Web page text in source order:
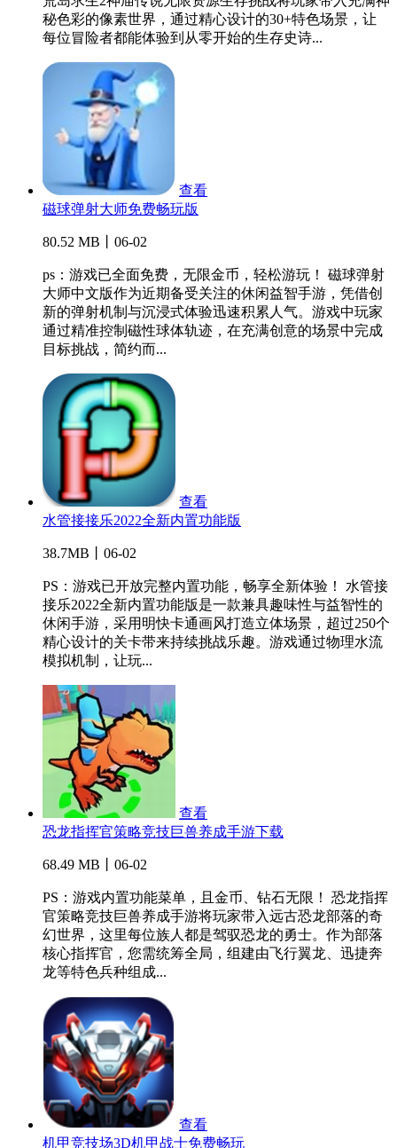
秘色彩的像素世界，通过精心设计的30+特色场景，让
每位冒险者都能体验到从零开始的生存史诗...
查看
磁球弹射大师免费畅玩版
80.52 MB丨06-02
ps：游戏已全面免费，无限金币，轻松游玩！ 磁球弹射
大师中文版作为近期备受关注的休闲益智手游，凭借创
新的弹射机制与沉浸式体验迅速积累人气。游戏中玩家
通过精准控制磁性球体轨迹，在充满创意的场景中完成
目标挑战，简约而...
查看
水管接接乐2022全新内置功能版
38.7MB丨06-02
PS：游戏已开放完整内置功能，畅享全新体验！ 水管接
接乐2022全新内置功能版是一款兼具趣味性与益智性的
休闲手游，采用明快卡通画风打造立体场景，超过250个
精心设计的关卡带来持续挑战乐趣。游戏通过物理水流
模拟机制，让玩...
查看
恐龙指挥官策略竞技巨兽养成手游下载
68.49 MB丨06-02
PS：游戏内置功能菜单，且金币、钻石无限！ 恐龙指挥
官策略竞技巨兽养成手游将玩家带入远古恐龙部落的奇
幻世界，这里每位族人都是驾驭恐龙的勇士。作为部落
核心指挥官，您需统筹全局，组建由飞行翼龙、迅捷奔
龙等特色兵种组成...
查看
机甲竞技场3D机甲战士免费畅玩